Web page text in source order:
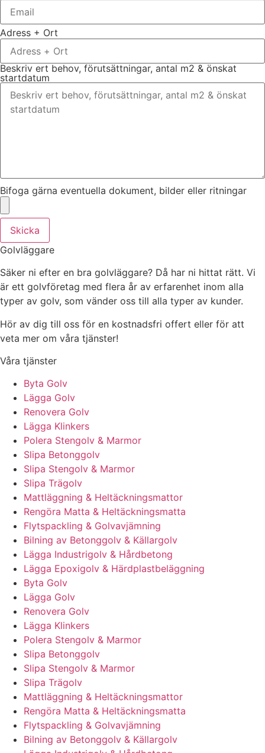
Adress + Ort
Beskriv ert behov, förutsättningar, antal m2 & önskat
startdatum
Bifoga gärna eventuella dokument, bilder eller ritningar
Skicka
Golvläggare
Säker ni efter en bra golvläggare? Då har ni hittat rätt. Vi
är ett golvföretag med flera år av erfarenhet inom alla
typer av golv, som vänder oss till alla typer av kunder.
Hör av dig till oss för en kostnadsfri offert eller för att
veta mer om våra tjänster!
Våra tjänster
Byta Golv
Lägga Golv
Renovera Golv
Lägga Klinkers
Polera Stengolv & Marmor
Slipa Betonggolv
Slipa Stengolv & Marmor
Slipa Trägolv
Mattläggning & Heltäckningsmattor
Rengöra Matta & Heltäckningsmatta
Flytspackling & Golvavjämning
Bilning av Betonggolv & Källargolv
Lägga Industrigolv & Hårdbetong
Lägga Epoxigolv & Härdplastbeläggning
Byta Golv
Lägga Golv
Renovera Golv
Lägga Klinkers
Polera Stengolv & Marmor
Slipa Betonggolv
Slipa Stengolv & Marmor
Slipa Trägolv
Mattläggning & Heltäckningsmattor
Rengöra Matta & Heltäckningsmatta
Flytspackling & Golvavjämning
Bilning av Betonggolv & Källargolv